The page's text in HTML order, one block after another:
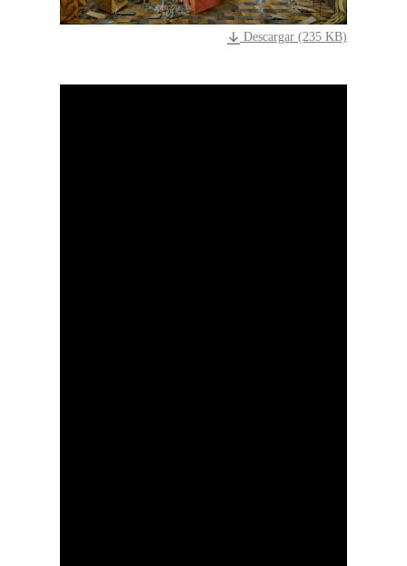
Descargar (235 KB)